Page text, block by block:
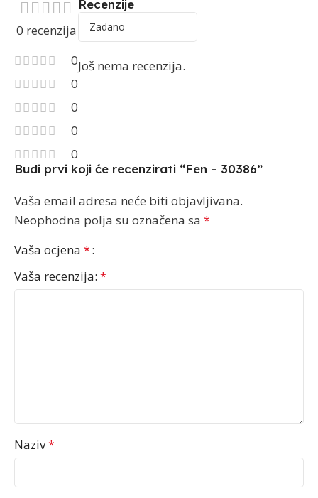
0 recenzija
0
0
0
0
0
Recenzije
Još nema recenzija.
Budi prvi koji će recenzirati “Fen – 30386”
Vaša email adresa neće biti objavljivana.
Neophodna polja su označena sa *
Vaša ocjena *
Vaša recenzija: *
Naziv*